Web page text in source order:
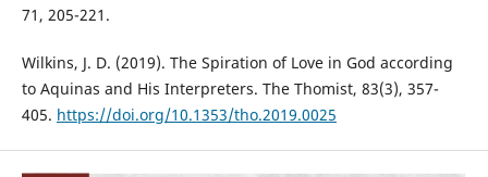
71, 205-221.
Wilkins, J. D. (2019). The Spiration of Love in God according
to Aquinas and His Interpreters. The Thomist, 83(3), 357-
405. https://doi.org/10.1353/tho.2019.0025